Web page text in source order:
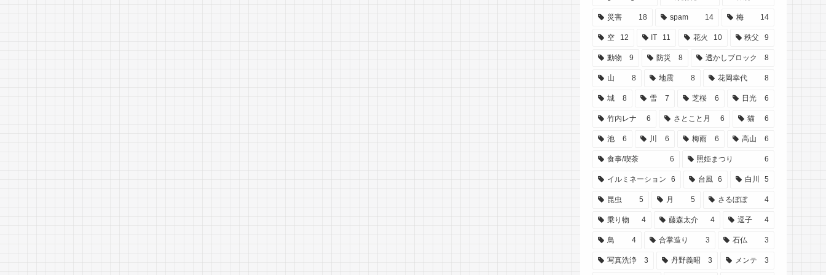
災害 18 spam 14 梅 14
空 12 IT 11 花火 10 秩父 9
動物 9 防災 8 透かしブロック 8
山 8 地震 8 花岡幸代 8
城 8 雪 7 芝桜 6 日光 6
竹内レナ 6 さとこと月 6 猫 6
池 6 川 6 梅雨 6 高山 6
食事/喫茶 6 照姫まつり 6
イルミネーション 6 台風 6 白川 5
昆虫 5 月 5 さるぼぼ 4
乗り物 4 藤森太介 4 逗子 4
鳥 4 合掌造り 3 石仏 3
写真洗浄 3 丹野義昭 3 メンテ 3